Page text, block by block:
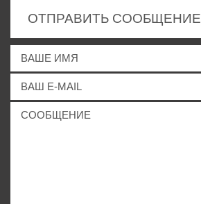
ОТПРАВИТЬ СООБЩЕНИЕ